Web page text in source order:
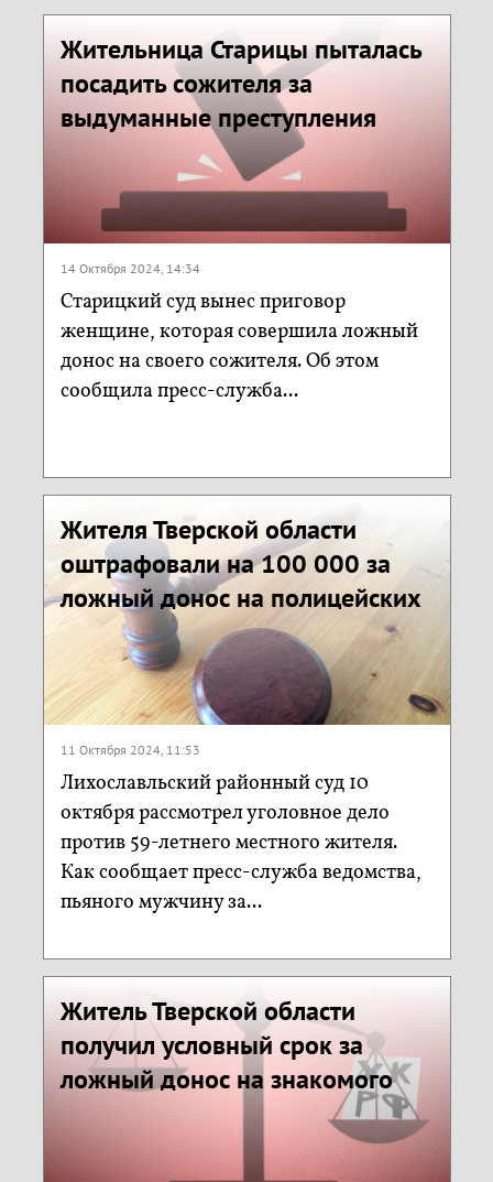
Жительница Старицы пыталась
посадить сожителя за
выдуманные преступления
14 Октября 2024, 14:34
Старицкий суд вынес приговор
женщине, которая совершила ложный
донос на своего сожителя. Об этом
сообщила пресс-служба...
Жителя Тверской области
оштрафовали на 100 000 за
ложный донос на полицейских
11 Октября 2024, 11:53
Лихославльский районный суд 10
октября рассмотрел уголовное дело
против 59-летнего местного жителя.
Как сообщает пресс-служба ведомства,
пьяного мужчину за...
Житель Тверской области
получил условный срок за
ложный донос на знакомого